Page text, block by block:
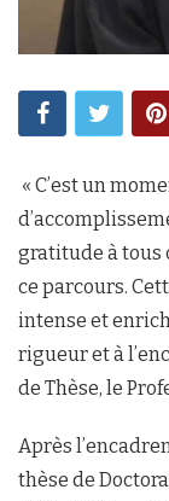
« C’est un
gratitude à tous
ce parcours.
intense et
rigueur et à
de Thèse, le
Après
thèse de